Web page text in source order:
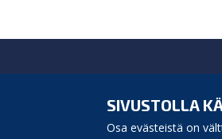
SIVUSTOLLA
Osa evästeistä on
Virastotie 5A
92400 Ruukki
puh. 040 3156 299